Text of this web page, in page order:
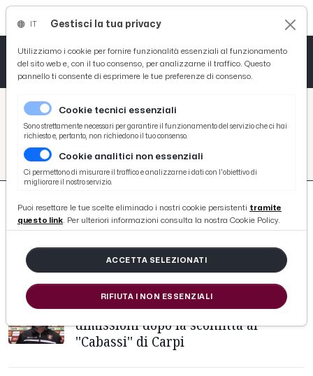
/ Picenotime
/ #stefano-colantuono
#STEFANO-COLANTUONO
40 ARTICOLI
Salernitana, Colantuono rassegna le
dimissioni dopo la sconfitta al
''Cabassi'' di Carpi
Gestisci la tua privacy
Utilizziamo i cookie per fornire funzionalità essenziali al funzionamento
del sito web e, con il tuo consenso, per analizzarne il traffico. Questo
pannello ti consente di esprimere le tue preferenze di consenso.
Cookie tecnici essenziali
Sono strettamente necessari per garantire il funzionamento del servizio che ci hai
richiesto e, pertanto, non richiedono il tuo consenso.
Cookie analitici non essenziali
Ci permettono di misurare il traffico e analizzarne i dati con l'obiettivo di
migliorare il nostro servizio.
Puoi resettare le tue scelte eliminado i nostri cookie persistenti tramite
questo link. Per ulteriori informazioni consulta la nostra Cookie Policy.
ACCETTA SELEZIONATI
RIFIUTA I NON ESSENZIALI
Tutto News
Tutto Sport
Basket
Ciclismo
Tutto Curiosità